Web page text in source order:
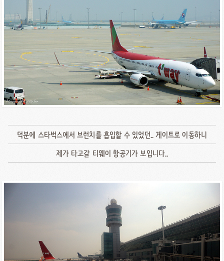
덕분에 스타벅스에서 브런치를 흡입할 수 있었던.. 게이트로 이동하니
제가 타고갈 티웨이 항공기가 보입니다..